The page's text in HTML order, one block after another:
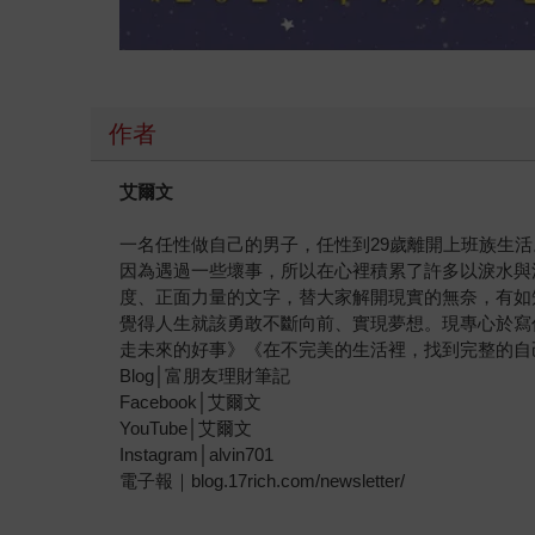
作者
艾爾文
一名任性做自己的男子，任性到29歲離開上班族生
因為遇過一些壞事，所以在心裡積累了許多以淚水
度、正面力量的文字，替大家解開現實的無奈，有
覺得人生就該勇敢不斷向前、實現夢想。現專心於
走未來的好事》《在不完美的生活裡，找到完整的
Blog│富朋友理財筆記
Facebook│艾爾文
YouTube│艾爾文
Instagram│alvin701
電子報｜blog.17rich.com/newsletter/